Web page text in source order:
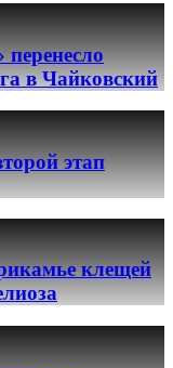
в Чайковский
этап
клещей